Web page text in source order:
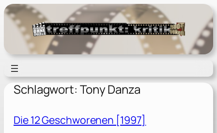
Zum
Inhalt
springen
Schlagwort: Tony Danza
Die 12 Geschworenen [1997]